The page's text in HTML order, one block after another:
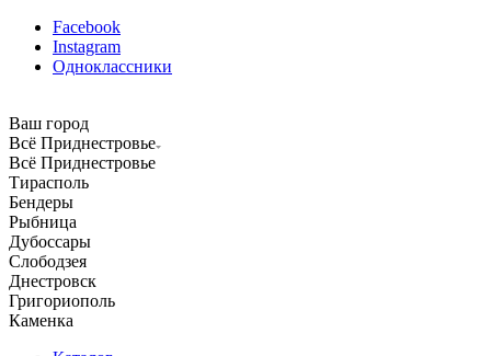
Facebook
Instagram
Одноклассники
Ваш город
Всё Приднестровье
Всё Приднестровье
Тирасполь
Бендеры
Рыбница
Дубоссары
Слободзея
Днестровск
Григориополь
Каменка